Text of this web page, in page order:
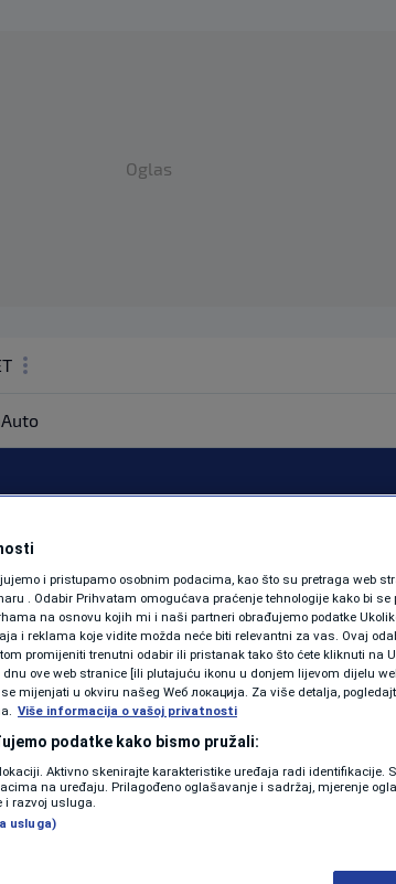
Oglas
ZDRAVLJE
SHOWBIZ
KOLUMNE
PODCAST
N1 SPECIJAL
FENOMENI
NEISTRAŽENO
VIRALNO
Auto
nosi ime
komentara
i pristupamo osobnim podacima, kao što su pretraga web
. Odabir Prihvatam omogućava praćenje tehnologije kako bi se
na osnovu kojih mi i naši partneri obrađujemo podatke
i reklama koje vidite možda neće biti relevantni za vas. Ovaj
promijeniti trenutni odabir ili pristanak tako što ćete kliknuti na
ove web stranice [ili plutajuću ikonu u donjem lijevom dijelu
mijenjati u okviru našeg Wеб локација. Za više detalja,
Više informacija o vašoj privatnosti
podatke kako bismo pružali:
Aktivno skenirajte karakteristike uređaja radi identifikacije.
na uređaju. Prilagođeno oglašavanje i sadržaj, mjerenje
i razvoj usluga.
usluga)